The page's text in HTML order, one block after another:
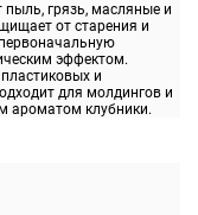
грязь, масляные и
от старения и
эффектом.
и
для молдингов и
ароматом клубники.